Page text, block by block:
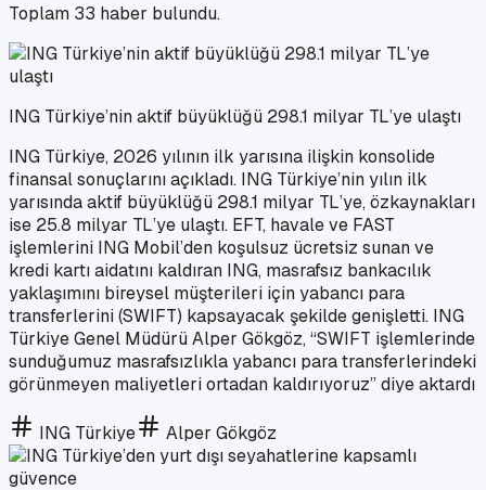
Toplam 33 haber bulundu.
ING Türkiye’nin aktif büyüklüğü 298.1 milyar TL’ye ulaştı
ING Türkiye, 2026 yılının ilk yarısına ilişkin konsolide
finansal sonuçlarını açıkladı. ING Türkiye’nin yılın ilk
yarısında aktif büyüklüğü 298.1 milyar TL’ye, özkaynakları
ise 25.8 milyar TL’ye ulaştı. EFT, havale ve FAST
işlemlerini ING Mobil’den koşulsuz ücretsiz sunan ve
kredi kartı aidatını kaldıran ING, masrafsız bankacılık
yaklaşımını bireysel müşterileri için yabancı para
transferlerini (SWIFT) kapsayacak şekilde genişletti. ING
Türkiye Genel Müdürü Alper Gökgöz, “SWIFT işlemlerinde
sunduğumuz masrafsızlıkla yabancı para transferlerindeki
görünmeyen maliyetleri ortadan kaldırıyoruz” diye aktardı
ING Türkiye Alper Gökgöz